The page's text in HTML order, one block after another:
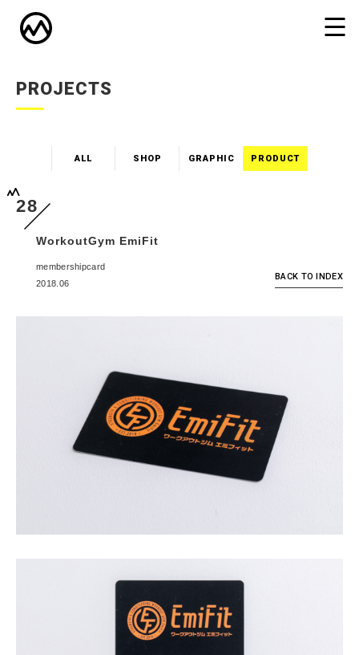
PROJECTS
ALL SHOP GRAPHIC PRODUCT
WorkoutGym EmiFit
membershipcard
2018.06
BACK TO INDEX
28